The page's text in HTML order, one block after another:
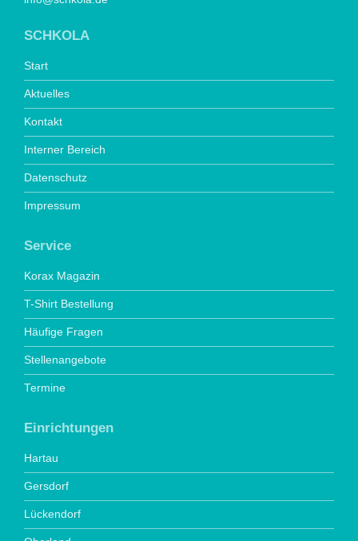
SCHKOLA
Start
Aktuelles
Kontakt
Interner Bereich
Datenschutz
Impressum
Service
Korax Magazin
T-Shirt Bestellung
Häufige Fragen
Stellenangebote
Termine
Einrichtungen
Hartau
Gersdorf
Lückendorf